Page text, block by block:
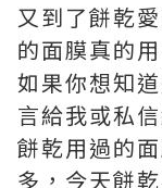
又到了餅乾
的面膜真的
如果你想知
言給我或私
餅乾用過的
多，今天餅